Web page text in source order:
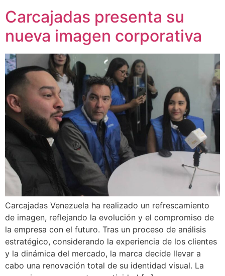
Carcajadas presenta su
nueva imagen corporativa
Carcajadas Venezuela ha realizado un refrescamiento
de imagen, reflejando la evolución y el compromiso de
la empresa con el futuro. Tras un proceso de análisis
estratégico, considerando la experiencia de los clientes
y la dinámica del mercado, la marca decide llevar a
cabo una renovación total de su identidad visual. La